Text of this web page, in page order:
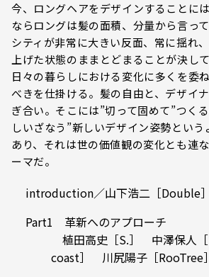
今、ロングヘアをデザインすることに
ならロングは髪の面積、分量から言っ
シティが非常に大きい反面、常に揺れ
上げた状態のままとどまることが決し
日々の暮らしにおける変化に多くを委
べきを仕掛ける。髪の自由と、デザイ
ぎ合い。そこには”切って固めて”つく
しいざなう”新しいデザイン姿勢とい
あり、それは世の価値観の変化とも連
ーマだ。
introduction／山下浩二［Double］
Part1 革新へのアプローチ
植田高史［S.］ 中澤保人
coast］ 川尻陽子［RooTree］